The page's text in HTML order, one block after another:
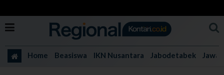
Home Beasiswa IKN Nusantara Jabodetabek Jawa